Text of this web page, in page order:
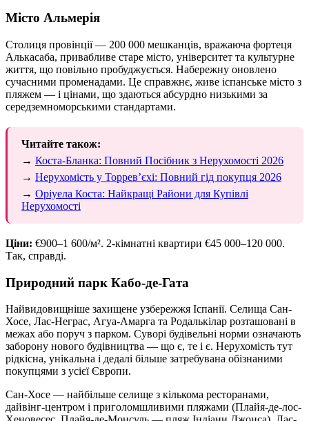
Місто Альмерія
Столиця провінції — 200 000 мешканців, вражаюча фортеця
Алькасаба, привабливе старе місто, університет та культурне
життя, що повільно пробуджується. Набережну оновлено
сучасними променадами. Це справжнє, живе іспанське місто з
пляжем — і цінами, що здаються абсурдно низькими за
середземноморськими стандартами.
Читайте також:
→ Коста-Бланка: Повний Посібник з Нерухомості 2026
→ Нерухомість у Торревʼєхі: Повний гід покупця 2026
→ Оріуела Коста: Найкращі Райони для Купівлі
Нерухомості
Ціни: €900–1 600/м². 2-кімнатні квартири €45 000–120 000.
Так, справді.
Природний парк Кабо-де-Гата
Найвидовищніше захищене узбережжя Іспанії. Селища Сан-
Хосе, Лас-Неграс, Агуа-Амарга та Родалькілар розташовані в
межах або поруч з парком. Суворі будівельні норми означають
заборону нового будівництва — що є, те і є. Нерухомість тут
рідкісна, унікальна і дедалі більше затребувана обізнаними
покупцями з усієї Європи.
Сан-Хосе — найбільше селище з кількома ресторанами,
дайвінг-центром і приголомшливими пляжами (Плайя-де-лос-